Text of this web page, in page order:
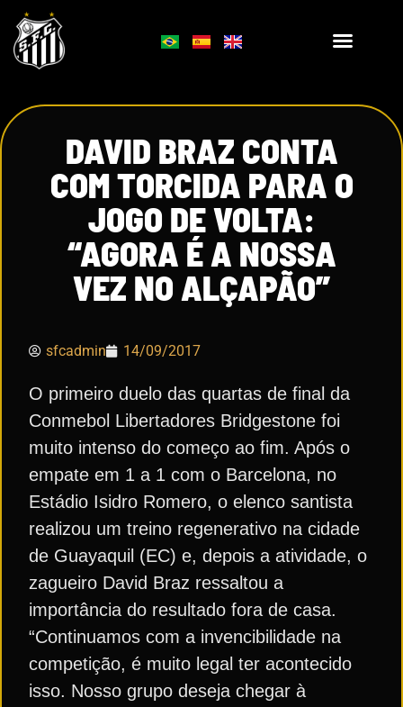
DAVID BRAZ CONTA
COM TORCIDA PARA O
JOGO DE VOLTA:
“AGORA É A NOSSA
VEZ NO ALÇAPÃO”
sfcadmin 14/09/2017
O primeiro duelo das quartas de final da
Conmebol Libertadores Bridgestone foi
muito intenso do começo ao fim. Após o
empate em 1 a 1 com o Barcelona, no
Estádio Isidro Romero, o elenco santista
realizou um treino regenerativo na cidade
de Guayaquil (EC) e, depois a atividade, o
zagueiro David Braz ressaltou a
importância do resultado fora de casa.
“Continuamos com a invencibilidade na
competição, é muito legal ter acontecido
isso. Nosso grupo deseja chegar à